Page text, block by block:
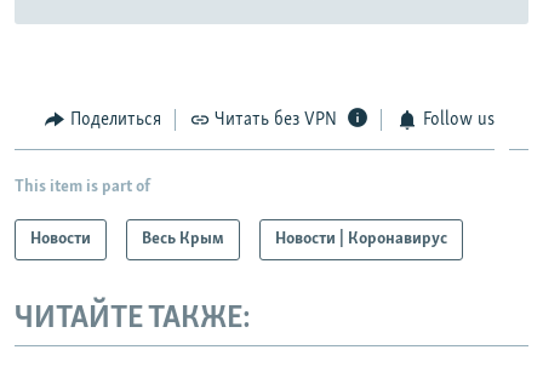
Поделиться Читать без VPN Follow us
This item is part of
Новости Весь Крым Новости | Коронавирус
ЧИТАЙТЕ ТАКЖЕ: